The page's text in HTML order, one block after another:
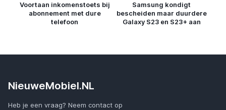
Voortaan inkomenstoets bij
abonnement met dure
telefoon
Samsung kondigt
bescheiden maar duurdere
Galaxy S23 en S23+ aan
NieuweMobiel.NL
Heb je een vraag? Neem contact op